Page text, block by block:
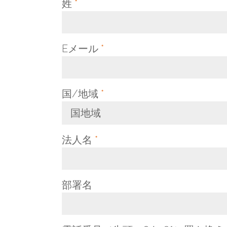
姓 *
Eメール *
国/地域 *
国地域
法人名 *
部署名